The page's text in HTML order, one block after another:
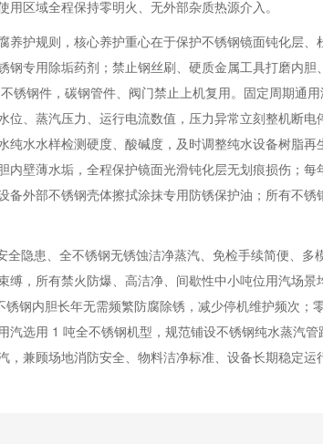
区域全程保持零明火、无外部杂质热源介入。
护规则，核心养护重心在于保护不锈钢镜面钝化层、
专用除垢药剂；禁止钢丝刷、硬质金属工具打磨内胆
锈钢件，碳钢管件、阀门禁止上机复用。固定周期通
、蒸汽压力、运行电流数值，压力异常立刻整机断电
水水样检测硬度、酸碱度，及时调整纯水设备树脂再
壁薄水垢，全程保护镜面光滑钝化层无划痕损伤；每
外部不锈钢壳体擦拭涂抹专用防锈保护油；所有不锈
隐患、全不锈钢无锈蚀洁净蒸汽、免检手续简便、多
，所有禁火防爆、高洁净、间歇性中小吨位用汽场景
钢内胆长年无需频繁防腐除锈，减少停机维护频次；
选用 1 吨全不锈钢机型，规范铺设不锈钢纯水蒸汽管
兼顾场地消防安全、物料洁净标准、设备长期稳定运